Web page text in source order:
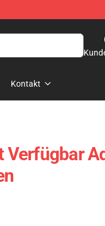
Kontakt
Verfügbar